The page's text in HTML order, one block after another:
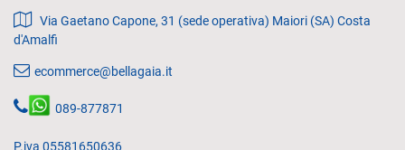
Via Gaetano Capone, 31 (sede operativa) Maiori (SA) Costa
d'Amalfi
ecommerce@bellagaia.it
089-877871
P.iva 05581650636